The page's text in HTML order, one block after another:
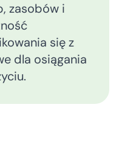
zasobów i
się z
dla osiągania